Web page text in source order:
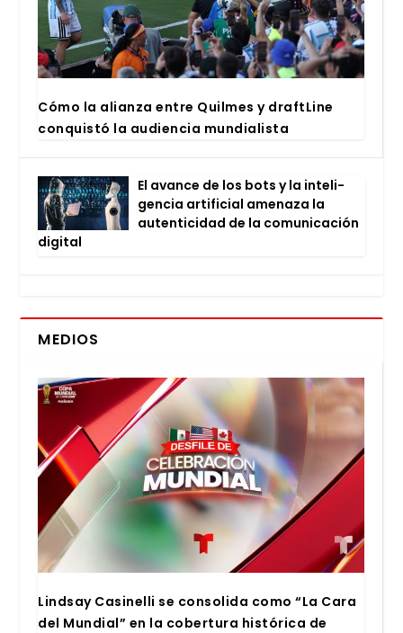
Cómo la alian­za entre Quil­mes y draftLi­ne
con­quis­tó la audien­cia mun­dia­lis­ta
El avan­ce de los bots y la inte­li­
gen­cia arti­fi­cial ame­na­za la
auten­ti­ci­dad de la comu­ni­ca­ción
digi­tal
MEDIOS
Lind­say Casi­ne­lli se con­so­li­da como “La Cara
del Mun­dial” en la cober­tu­ra his­tó­ri­ca de